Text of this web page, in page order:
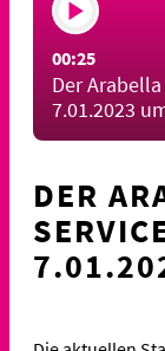
00:25
Der
7.01.2023
DER